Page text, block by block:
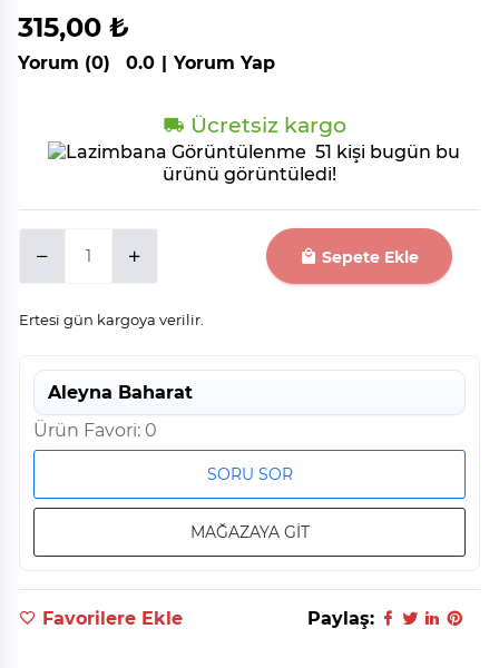
315,00 ₺
Yorum (0) 0.0 | Yorum Yap
Ücretsiz kargo
51 kişi bugün bu
ürünü görüntüledi!
Sepete Ekle
Ertesi gün kargoya verilir.
Aleyna Baharat
Ürün Favori: 0
SORU SOR
MAĞAZAYA GİT
Favorilere Ekle Paylaş: